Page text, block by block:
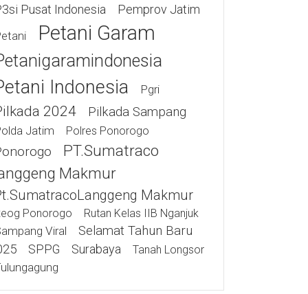
Pusat Indonesia
Pemprov Jatim
Petani Garam
Indonesia Pgri
2024 Pilkada Sampang
Jatim Polres Ponorogo
PT.Sumatraco
Makmur
Makmur
Ponorogo Rutan Kelas IIB Nganjuk
Viral
Selamat Tahun Baru
SPPG Surabaya Tanah Longsor